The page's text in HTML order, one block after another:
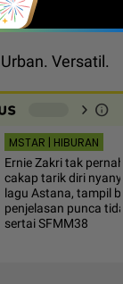
Urban. Versatil.
chevron_right info
MSTAR | HIBURAN
Ernie Zakri tak
cakap tarik diri
lagu Astana, tampil
penjelasan punca
sertai SFMM38